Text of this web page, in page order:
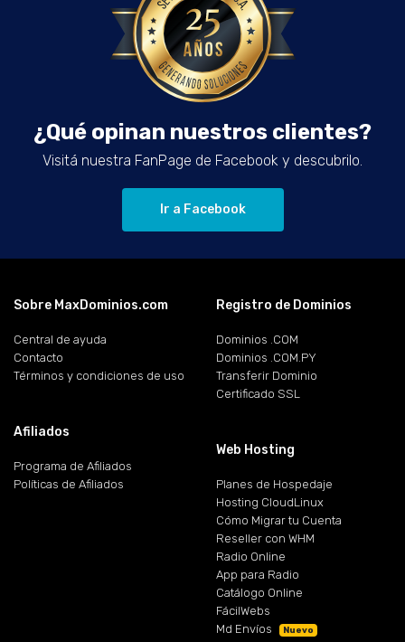
¿Qué opinan nuestros clientes?
Visitá nuestra FanPage de Facebook y descubrilo.
Ir a Facebook
Sobre MaxDominios.com
Central de ayuda
Contacto
Términos y condiciones de uso
Afiliados
Programa de Afiliados
Políticas de Afiliados
Registro de Dominios
Dominios .COM
Dominios .COM.PY
Transferir Dominio
Certificado SSL
Web Hosting
Planes de Hospedaje
Hosting CloudLinux
Cómo Migrar tu Cuenta
Reseller con WHM
Radio Online
App para Radio
Catálogo Online
FácilWebs
Md Envíos
Nuevo